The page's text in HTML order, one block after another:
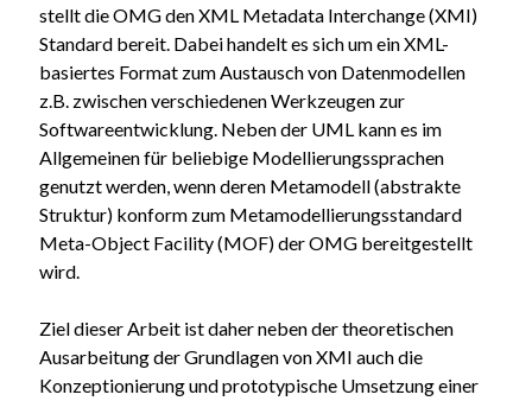
stellt die OMG den XML Metadata Interchange (XMI)
Standard bereit. Dabei handelt es sich um ein XML-
basiertes Format zum Austausch von Datenmodellen
z.B. zwischen verschiedenen Werkzeugen zur
Softwareentwicklung. Neben der UML kann es im
Allgemeinen für beliebige Modellierungssprachen
genutzt werden, wenn deren Metamodell (abstrakte
Struktur) konform zum Metamodellierungsstandard
Meta-Object Facility (MOF) der OMG bereitgestellt
wird.
Ziel dieser Arbeit ist daher neben der theoretischen
Ausarbeitung der Grundlagen von XMI auch die
Konzeptionierung und prototypische Umsetzung einer